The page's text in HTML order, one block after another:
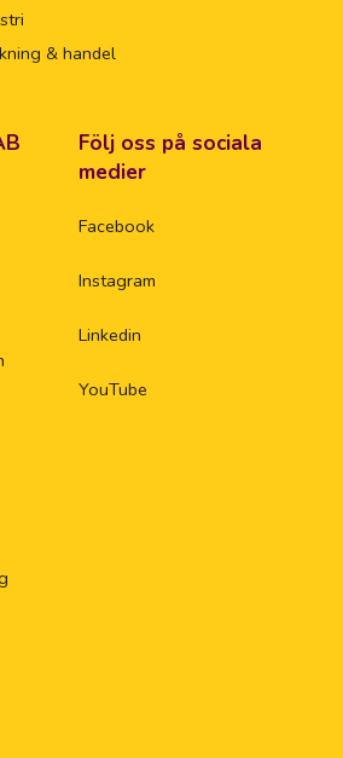
& handel
Följ oss på sociala
medier
Facebook
Instagram
Linkedin
YouTube